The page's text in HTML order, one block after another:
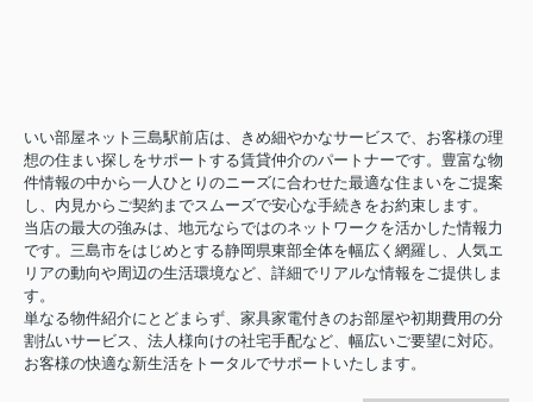
いい部屋ネット三島駅前店は、きめ細やかなサービスで、お客様の理
想の住まい探しをサポートする賃貸仲介のパートナーです。豊富な物
件情報の中から一人ひとりのニーズに合わせた最適な住まいをご提案
し、内見からご契約までスムーズで安心な手続きをお約束します。
当店の最大の強みは、地元ならではのネットワークを活かした情報力
です。三島市をはじめとする静岡県東部全体を幅広く網羅し、人気エ
リアの動向や周辺の生活環境など、詳細でリアルな情報をご提供しま
す。
単なる物件紹介にとどまらず、家具家電付きのお部屋や初期費用の分
割払いサービス、法人様向けの社宅手配など、幅広いご要望に対応。
お客様の快適な新生活をトータルでサポートいたします。